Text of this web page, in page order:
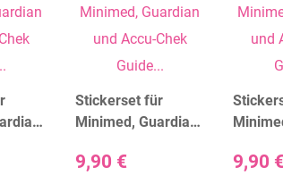
Stickerset für
Minimed, Guardian
Guide - Camouflage
9,90 €
Guide -
9,90 €